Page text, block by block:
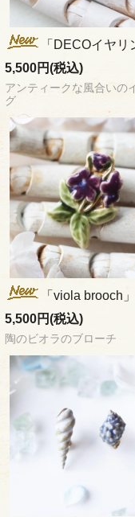
「DECOイヤリ
5,500円(税込)
アンティークな風合いの
グ
「viola brooch」
5,500円(税込)
陶のビオラのブローチ